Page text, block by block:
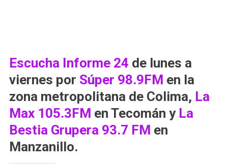
Escucha Informe 24 de lunes a
viernes por Súper 98.9FM en la
zona metropolitana de Colima, La
Max 105.3FM en Tecomán y La
Bestia Grupera 93.7 FM en
Manzanillo.